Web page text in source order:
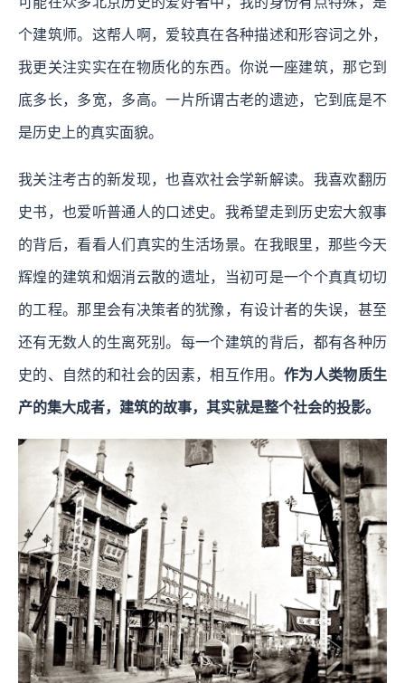
个建筑师。这帮人啊，爱较真在各种描述和形容词之外，
我更关注实实在在物质化的东西。你说一座建筑，那它到
底多长，多宽，多高。一片所谓古老的遗迹，它到底是不
是历史上的真实面貌。
我关注考古的新发现，也喜欢社会学新解读。我喜欢翻历
史书，也爱听普通人的口述史。我希望走到历史宏大叙事
的背后，看看人们真实的生活场景。在我眼里，那些今天
辉煌的建筑和烟消云散的遗址，当初可是一个个真真切切
的工程。那里会有决策者的犹豫，有设计者的失误，甚至
还有无数人的生离死别。每一个建筑的背后，都有各种历
史的、自然的和社会的因素，相互作用。 作为人类物质生
产的集大成者，建筑的故事，其实就是整个社会的投影。